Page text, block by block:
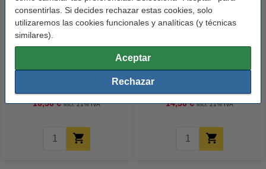
consentirlas. Si decides rechazar estas cookies, solo
utilizaremos las cookies funcionales y analíticas (y técnicas
similares).
Aceptar
Rechazar
10,50 € Incl. 21% IVA
123tinta Pilas Alcalinas Xtreme
14,50 € Incl. 21% IVA